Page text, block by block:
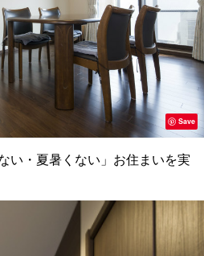
Save
い・夏暑くない」お住まいを実